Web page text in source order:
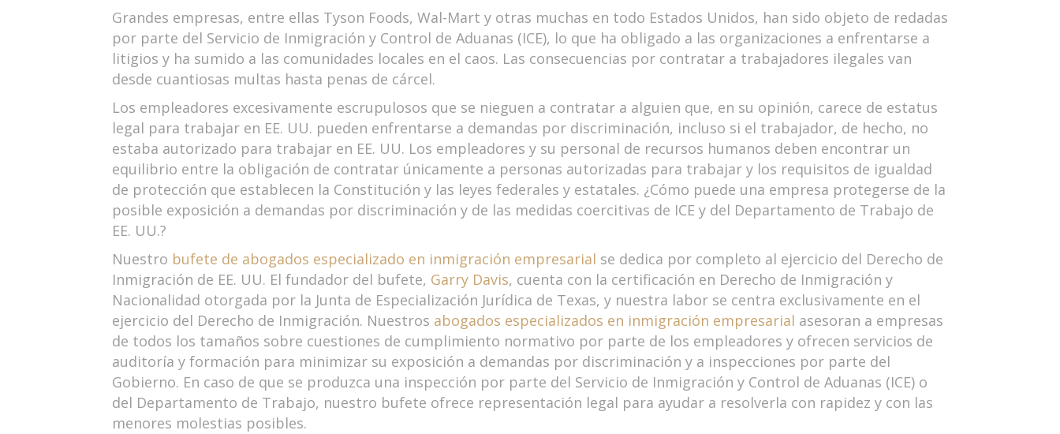
Grandes empresas, entre ellas Tyson Foods, Wal-Mart y otras muchas en todo Estados Unidos, han sido objeto de redadas
por parte del Servicio de Inmigración y Control de Aduanas (ICE), lo que ha obligado a las organizaciones a enfrentarse a
litigios y ha sumido a las comunidades locales en el caos. Las consecuencias por contratar a trabajadores ilegales van
desde cuantiosas multas hasta penas de cárcel.
Los empleadores excesivamente escrupulosos que se nieguen a contratar a alguien que, en su opinión, carece de estatus
legal para trabajar en EE. UU. pueden enfrentarse a demandas por discriminación, incluso si el trabajador, de hecho, no
estaba autorizado para trabajar en EE. UU. Los empleadores y su personal de recursos humanos deben encontrar un
equilibrio entre la obligación de contratar únicamente a personas autorizadas para trabajar y los requisitos de igualdad
de protección que establecen la Constitución y las leyes federales y estatales. ¿Cómo puede una empresa protegerse de la
posible exposición a demandas por discriminación y de las medidas coercitivas de ICE y del Departamento de Trabajo de
EE. UU.?
Nuestro bufete de abogados especializado en inmigración empresarial se dedica por completo al ejercicio del Derecho de
Inmigración de EE. UU. El fundador del bufete, Garry Davis, cuenta con la certificación en Derecho de Inmigración y
Nacionalidad otorgada por la Junta de Especialización Jurídica de Texas, y nuestra labor se centra exclusivamente en el
ejercicio del Derecho de Inmigración. Nuestros abogados especializados en inmigración empresarial asesoran a empresas
de todos los tamaños sobre cuestiones de cumplimiento normativo por parte de los empleadores y ofrecen servicios de
auditoría y formación para minimizar su exposición a demandas por discriminación y a inspecciones por parte del
Gobierno. En caso de que se produzca una inspección por parte del Servicio de Inmigración y Control de Aduanas (ICE) o
del Departamento de Trabajo, nuestro bufete ofrece representación legal para ayudar a resolverla con rapidez y con las
menores molestias posibles.